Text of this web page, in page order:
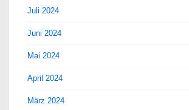
Juli 2024
Juni 2024
Mai 2024
April 2024
März 2024